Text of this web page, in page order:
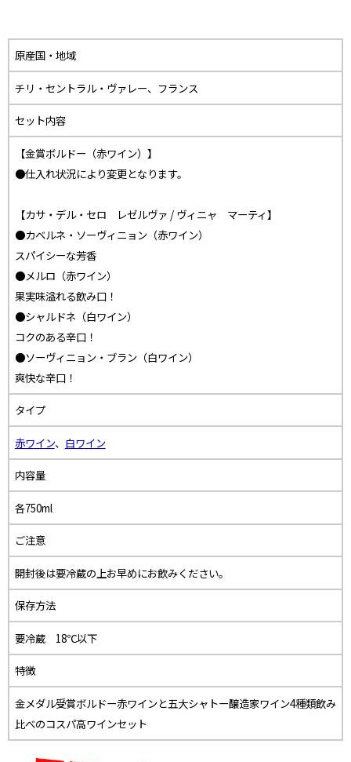
原産国・地域
チリ・セントラル・ヴァレー、フランス
セット内容
【金賞ボルドー（赤ワイン）】
●仕入れ状況により変更となります。
【カサ・デル・セロ レゼルヴァ / ヴィニャ マーティ】
●カベルネ・ソーヴィニョン（赤ワイン）
スパイシーな芳香
●メルロ（赤ワイン）
果実味溢れる飲み口！
●シャルドネ（白ワイン）
コクのある辛口！
●ソーヴィニョン・ブラン（白ワイン）
爽快な辛口！
タイプ
赤ワイン、 白ワイン
内容量
各750ml
ご注意
開封後は要冷蔵の上お早めにお飲みください。
保存方法
要冷蔵 18℃以下
特徴
金メダル受賞ボルドー赤ワインと五大シャトー醸造家ワイン4種類飲み
比べのコスパ高ワインセット